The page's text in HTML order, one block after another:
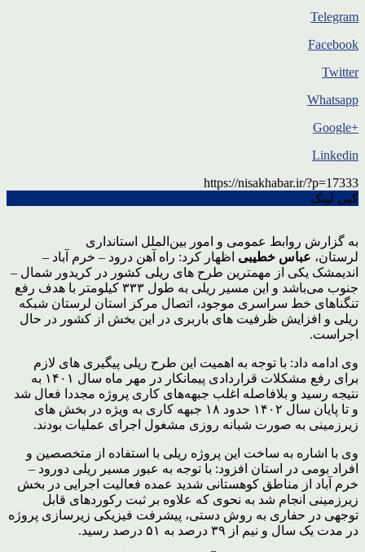
Telegram
Facebook
Twitter
Whatsapp
+Google
Linkedin
https://nisakhabar.ir/?p=17333
کپی لینک
به گزارش روابط عمومی و امور بین‌الملل استانداری
لرستان، عباس خطیبی اظهار کرد: راه آهن درود – خرم آباد –
اندیمشک یکی از مهمترین طرح های ریلی کشور در کریدور شمال –
جنوب می‌باشد و این مسیر ریلی به طول ۳۳۳ کیلومتر با هدف رفع
تنگناهای خط سراسری موجود، اتصال مرکز استان لرستان شبکه
ریلی و افزایش ظرفیت های باربری در این بخش از کشور در حال
اجراست.
وی ادامه داد: با توجه به اهمیت این طرح ریلی پیگیری های لازم
برای رفع مشکلات قراردادی پیمانکار در مهر ماه سال ۱۴۰۱ به
نتیجه رسید و بلافاصله اغلب جبهه‌های کاری پروژه مجددا فعال شد
و تا پایان سال ۱۴۰۲ حدود ۱۸ جبهه کاری به ویژه در بخش های
زیرزمینی به صورت شبانه روزی مشغول اجرای عملیات بودند.
وی با اشاره به ساخت این پروژه ریلی با استفاده از متخصصین و
افراد بومی در استان افزود: با توجه به عبور مسیر ریلی دورود –
خرم آباد از مناطق کوهستانی شدید عمده فعالیت اجرایی در بخش
زیرزمینی انجام شد به نحوی که علاوه بر ثبت رکوردهای قابل
توجهی در حفاری به روش دستی، پیشرفت فیزیکی زیرسازی پروژه
در مدت یک سال و نیم از ۳۹ درصد به ۵۱ درصد رسید.